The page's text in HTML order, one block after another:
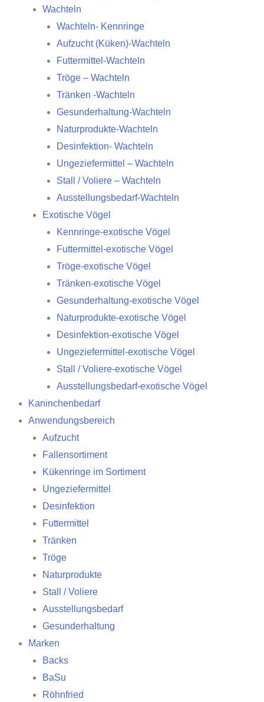
Wachteln
Wachteln- Kennringe
Aufzucht (Küken)-Wachteln
Futtermittel-Wachteln
Tröge – Wachteln
Tränken -Wachteln
Gesunderhaltung-Wachteln
Naturprodukte-Wachteln
Desinfektion- Wachteln
Ungeziefermittel – Wachteln
Stall / Voliere – Wachteln
Ausstellungsbedarf-Wachteln
Exotische Vögel
Kennringe-exotische Vögel
Futtermittel-exotische Vögel
Tröge-exotische Vögel
Tränken-exotische Vögel
Gesunderhaltung-exotische Vögel
Naturprodukte-exotische Vögel
Desinfektion-exotische Vögel
Ungeziefermittel-exotische Vögel
Stall / Voliere-exotische Vögel
Ausstellungsbedarf-exotische Vögel
Kaninchenbedarf
Anwendungsbereich
Aufzucht
Fallensortiment
Kükenringe im Sortiment
Ungeziefermittel
Desinfektion
Futtermittel
Tränken
Tröge
Naturprodukte
Stall / Voliere
Ausstellungsbedarf
Gesunderhaltung
Marken
Backs
BaSu
Röhnfried